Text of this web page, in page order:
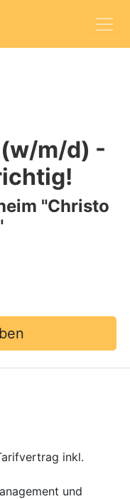
m/d) -
"Christo
inkl.
und